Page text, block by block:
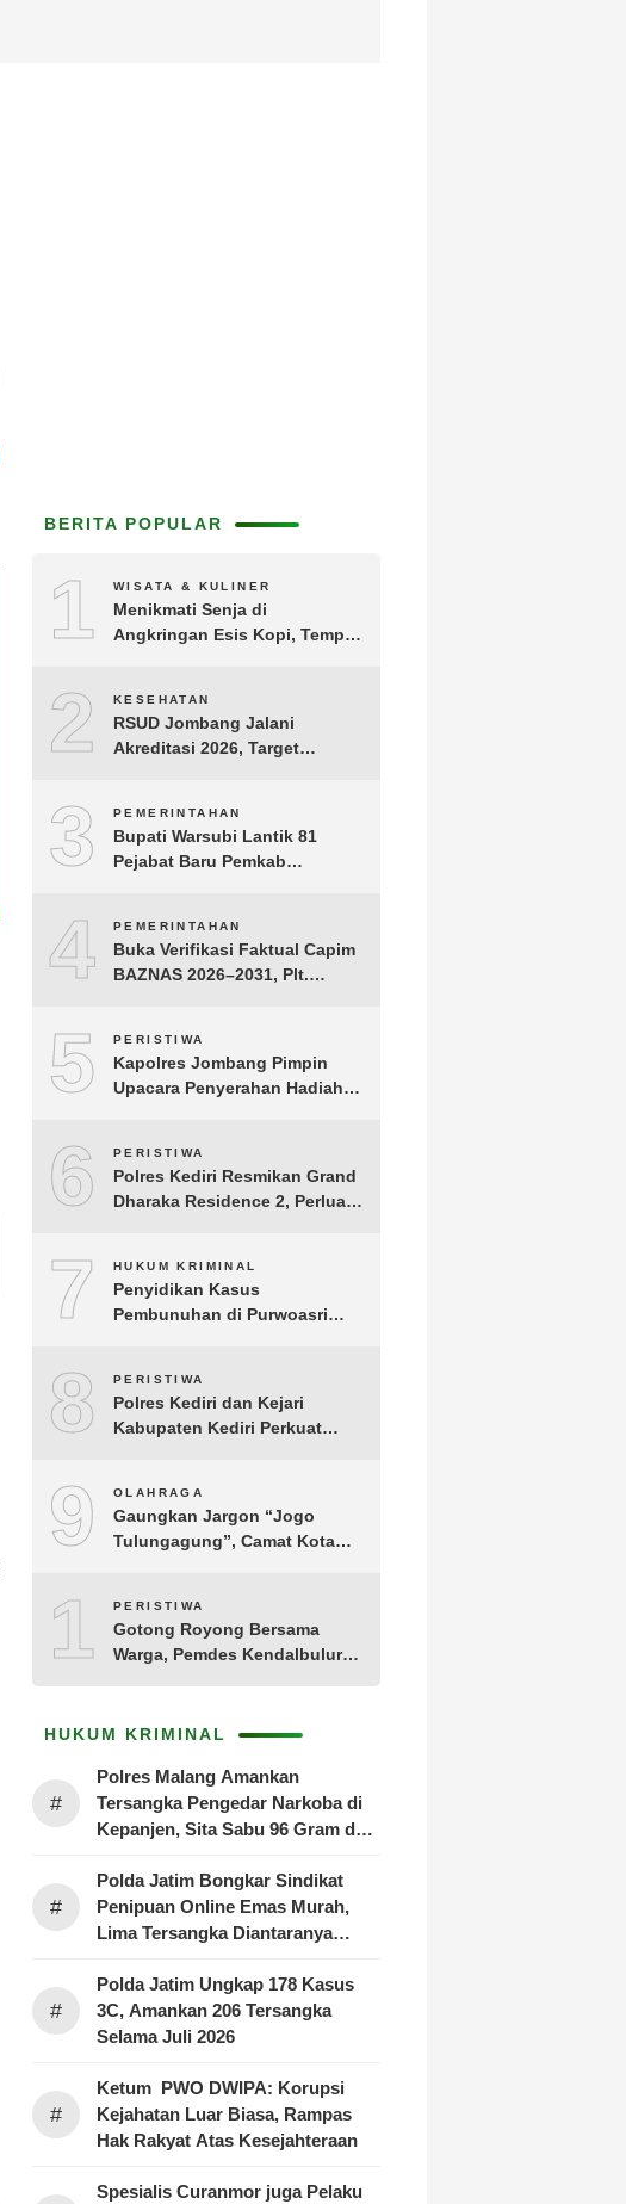
BERITA POPULAR
1 WISATA & KULINER
Menikmati Senja di
Angkringan Esis Kopi, Tempat
2 KESEHATAN
RSUD Jombang Jalani
Akreditasi 2026, Target
Layanan
3 PEMERINTAHAN
Bupati Warsubi Lantik 81
Pejabat Baru Pemkab
4 PEMERINTAHAN
Buka Verifikasi Faktual Capim
BAZNAS 2026–2031, Plt.
Transparansi
5 PERISTIWA
Kapolres Jombang Pimpin
Upacara Penyerahan Hadiah
6 PERISTIWA
Polres Kediri Resmikan Grand
Dharaka Residence 2, Perluas
7 HUKUM KRIMINAL
Penyidikan Kasus
Pembunuhan di Purwoasri
Adegan
8 PERISTIWA
Polres Kediri dan Kejari
Kabupaten Kediri Perkuat
9 OLAHRAGA
Gaungkan Jargon “Jogo
Tulungagung”, Camat Kota
Tamanan
10PERISTIWA
Gotong Royong Bersama
Warga, Pemdes Kendalbulur
HUKUM KRIMINAL
#
Polres Malang Amankan
Tersangka Pengedar Narkoba di
Kepanjen, Sita Sabu 96 Gram dan
#
Polda Jatim Bongkar Sindikat
Penipuan Online Emas Murah,
Lima Tersangka Diantaranya
#
Polda Jatim Ungkap 178 Kasus
3C, Amankan 206 Tersangka
Selama Juli 2026
#
Ketum PWO DWIPA: Korupsi
Kejahatan Luar Biasa, Rampas
Hak Rakyat Atas Kesejahteraan
Spesialis Curanmor juga Pelaku